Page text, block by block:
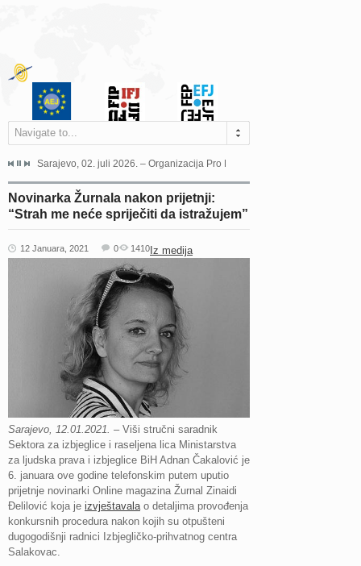
Navigate to...
Grada Sarajeva povodom Dana Sarajeva dugogodišnjoj...
Sarajevo, 02. juli 2026. – Organizacija Pro Educa juče je uspješno
Novinarka Žurnala nakon prijetnji:
“Strah me neće spriječiti da istražujem”
12 Januara, 2021 Iz medija
0 1410
Sarajevo, 12.01.2021. – Viši stručni saradnik
Sektora za izbjeglice i raseljena lica Ministarstva
za ljudska prava i izbjeglice BiH Adnan Čakalović je
6. januara ove godine telefonskim putem uputio
prijetnje novinarki Online magazina Žurnal Zinaidi
Đelilović koja je izvještavalao detaljima provođenja
konkursnih procedura nakon kojih su otpušteni
dugogodišnji radnici Izbjegličko-prihvatnog centra
Salakovac.